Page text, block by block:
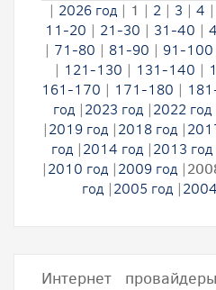
| 2026 год| 1 | 2| 3 | 4 |
11-20 | 21-30 | 31-40 |
| 71-80 | 81-90 | 91-100
| 121-130 | 131-140 |
161-170 | 171-180 |
год |2023 год |2022 год
|2019 год |2018 год |
год |2014 год |2013 год
|2010 год |2009 год |
год|2005 год|
Интернет провайдеры